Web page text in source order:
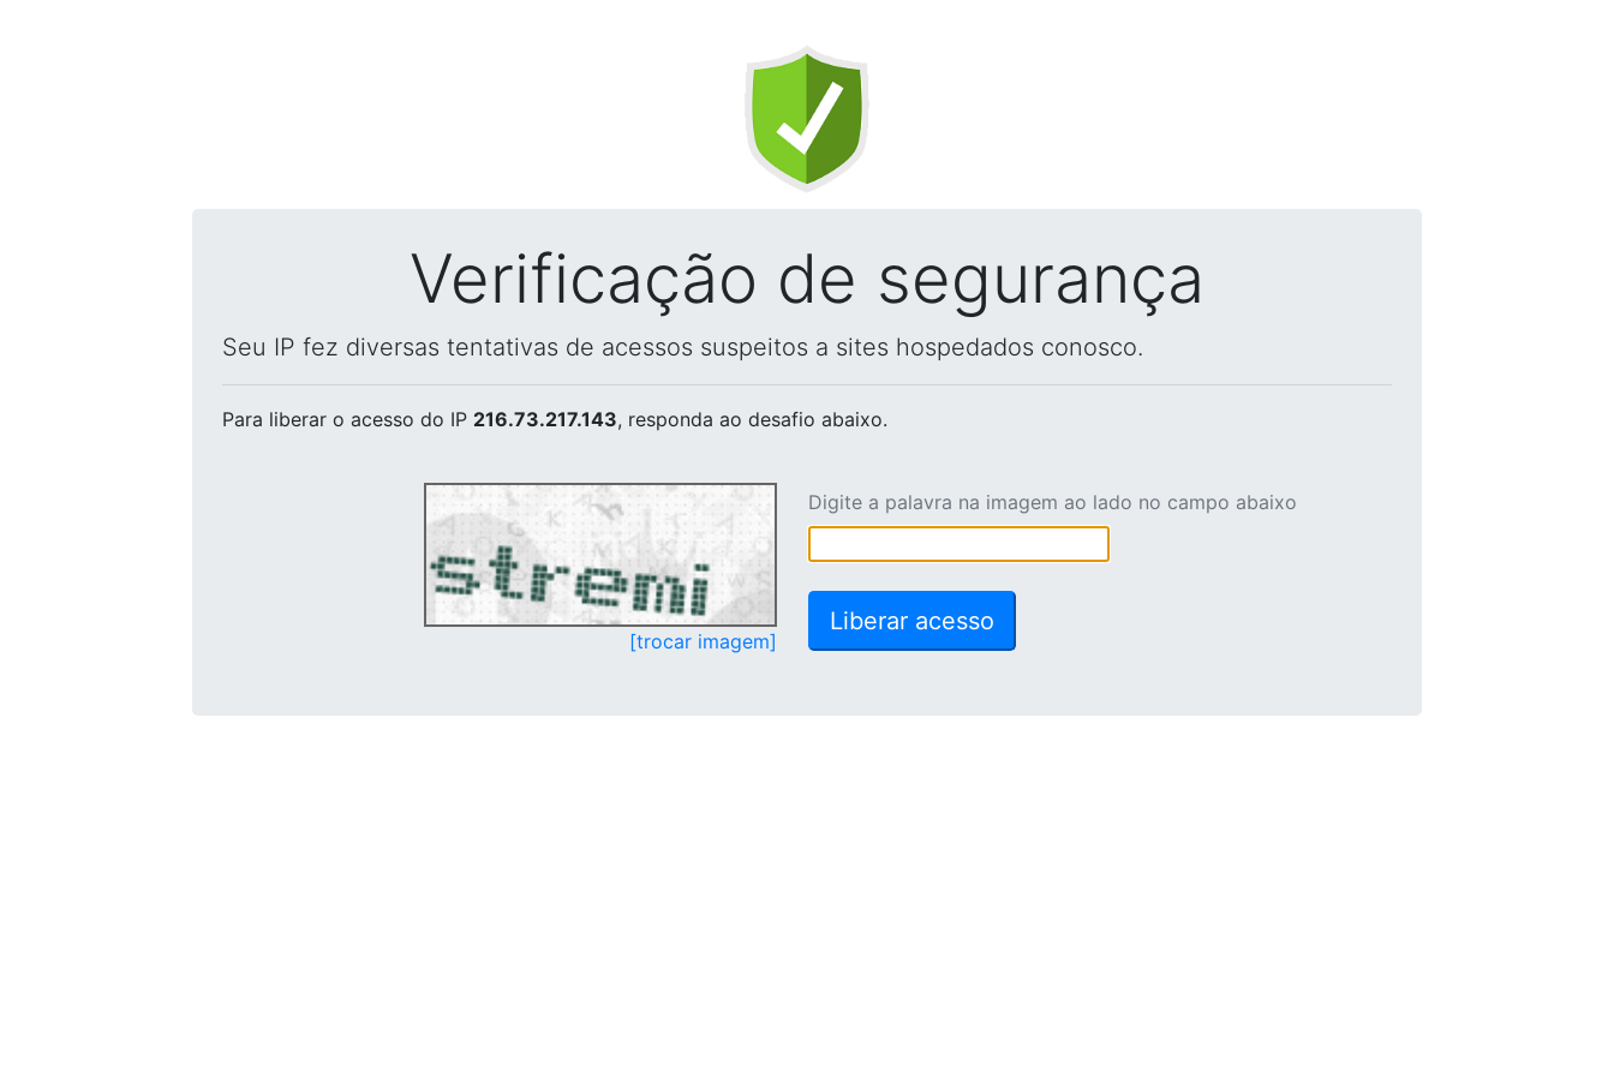
Verificação de segurança
Seu IP fez diversas tentativas de acessos suspeitos a sites hospedados conosco.
Para liberar o acesso do IP 216.73.217.143, responda ao desafio abaixo.
[trocar imagem]
Digite a palavra na imagem ao lado no campo abaixo